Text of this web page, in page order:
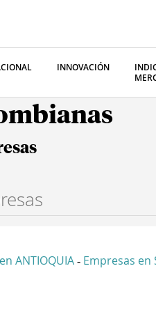
INNOVACIÓN
ANTIOQUIA - Empresas en